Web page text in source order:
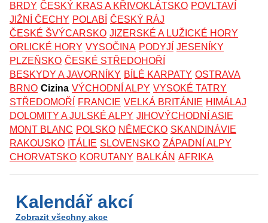
BRDY ČESKÝ KRAS A KŘIVOKLÁTSKO POVLTAVÍ
JIŽNÍ ČECHY POLABÍ ČESKÝ RÁJ
ČESKÉ ŠVÝCARSKO JIZERSKÉ A LUŽICKÉ HORY
ORLICKÉ HORY VYSOČINA PODYJÍ JESENÍKY
PLZEŇSKO ČESKÉ STŘEDOHOŘÍ
BESKYDY A JAVORNÍKY BÍLÉ KARPATY OSTRAVA
BRNO Cizina VÝCHODNÍ ALPY VYSOKÉ TATRY
STŘEDOMOŘÍ
FRANCIE VELKÁ BRITÁNIE HIMÁLAJ
DOLOMITY A JULSKÉ ALPY JIHOVÝCHODNÍ ASIE
MONT BLANC POLSKO NĚMECKO SKANDINÁVIE
RAKOUSKO ITÁLIE SLOVENSKO ZÁPADNÍ ALPY
CHORVATSKO KORUTANY BALKÁN AFRIKA
Kalendář akcí
Zobrazit všechny akce